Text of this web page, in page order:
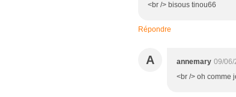
<br /> bisous tinou66
Répondre
A annemary 09/06/
<br /> oh comme